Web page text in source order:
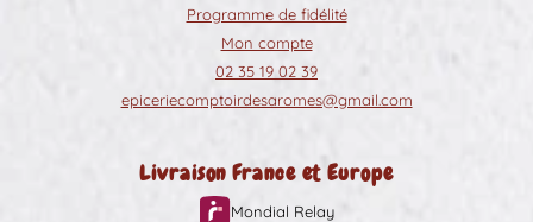
Programme de fidélité
Mon compte
02 35 19 02 39
epiceriecomptoirdesaromes@gmail.com
Livraison France et Europe
Mondial Relay